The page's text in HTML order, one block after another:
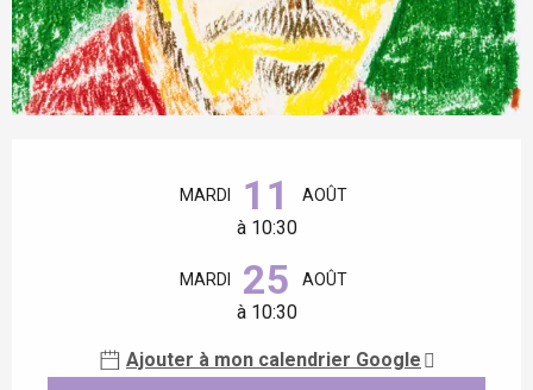
MARDI 11 AOÛT
à 10:30
MARDI 25 AOÛT
à 10:30
Ajouter à mon calendrier Google